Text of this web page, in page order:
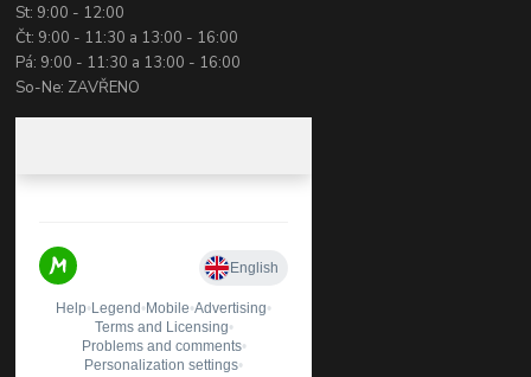
St: 9:00 - 12:00
Čt: 9:00 - 11:30 a 13:00 - 16:00
Pá: 9:00 - 11:30 a 13:00 - 16:00
So-Ne: ZAVŘENO